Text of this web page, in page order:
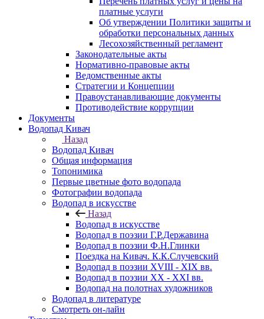
платные услуги
Об утверждении Политики защиты и
обработки персональных данных
Лесохозяйственный регламент
Законодательные акты
Нормативно-правовые акты
Ведомственные акты
Стратегии и Концепции
Правоустанавливающие документы
Противодействие коррупции
Документы
Водопад Кивач
Назад
Водопад Кивач
Общая информация
Топонимика
Первые цветные фото водопада
Фотографии водопада
Водопад в искусстве
Назад
Водопад в искусстве
Водопад в поэзии Г.Р.Державина
Водопад в поэзии Ф.Н.Глинки
Поездка на Кивач. К.К.Случевский
Водопад в поэзии XVIII - XIX вв.
Водопад в поэзии XX - XXI вв.
Водопад на полотнах художников
Водопад в литературе
Смотреть он-лайн